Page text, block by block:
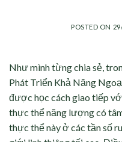
POSTED ON
Như mình từng chia sẻ,
Phát Triển Khả Năng
được học cách giao tiếp
thực thể năng lượng có
thực thể này ở các tần số